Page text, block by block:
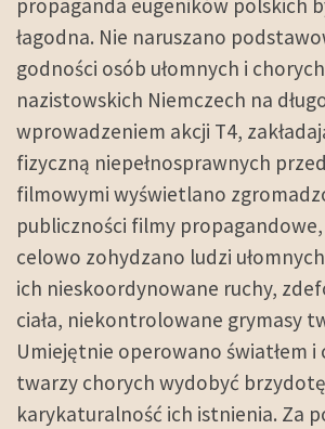
propaganda eugeników polskich
łagodna. Nie naruszano
godności osób ułomnych i
nazistowskich Niemczech na
wprowadzeniem akcji T4,
fizyczną niepełnosprawnych
filmowymi wyświetlano
publiczności filmy
celowo zohydzano ludzi
ich nieskoordynowane ruchy,
ciała, niekontrolowane grymasy
Umiejętnie operowano światłem i
twarzy chorych wydobyć
karykaturalność ich istnienia. Za